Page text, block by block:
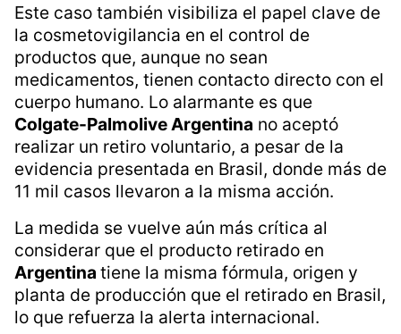
Este caso también visibiliza el papel clave de
la cosmetovigilancia en el control de
productos que, aunque no sean
medicamentos, tienen contacto directo con el
cuerpo humano. Lo alarmante es que
Colgate-Palmolive Argentina no aceptó
realizar un retiro voluntario, a pesar de la
evidencia presentada en Brasil, donde más de
11 mil casos llevaron a la misma acción.
La medida se vuelve aún más crítica al
considerar que el producto retirado en
Argentina tiene la misma fórmula, origen y
planta de producción que el retirado en Brasil,
lo que refuerza la alerta internacional.